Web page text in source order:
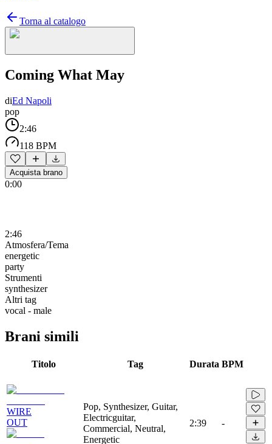
Torna al catalogo
Coming What May
diEd Napoli
pop
2:46
118 BPM
Acquista brano
0:00
2:46
Atmosfera/Tema
energetic
party
Strumenti
synthesizer
Altri tag
vocal - male
Brani simili
Titolo Tag Durata BPM
WIRE
OUT
Pop, Synthesizer, Guitar,
Electricguitar,
Commercial, Neutral,
Energetic
2:39 -